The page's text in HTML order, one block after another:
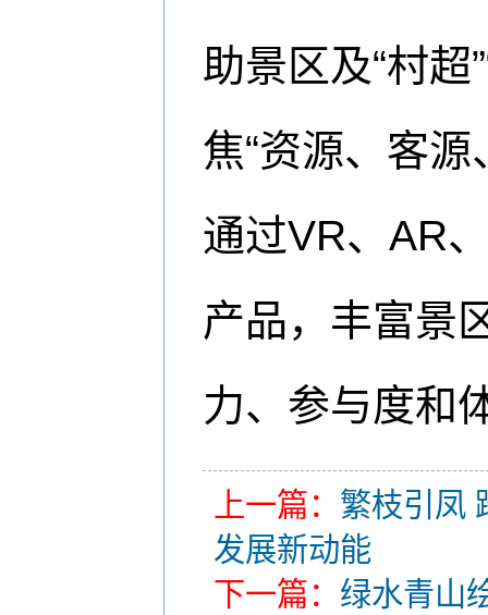
助景区及“村超
焦“资源、客
通过VR、AR
产品，丰富景
力、参与度和
上一篇： 繁枝引凤
发展新动能
下一篇： 绿水青山